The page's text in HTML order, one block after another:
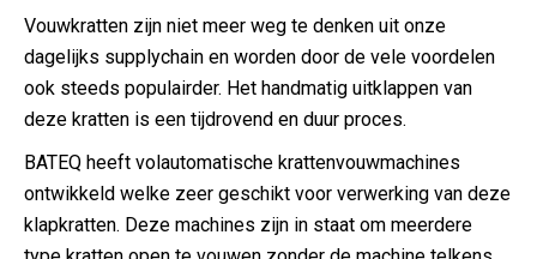
Vouwkratten zijn niet meer weg te denken uit onze
dagelijks supplychain en worden door de vele voordelen
ook steeds populairder. Het handmatig uitklappen van
deze kratten is een tijdrovend en duur proces.
BATEQ heeft volautomatische krattenvouwmachines
ontwikkeld welke zeer geschikt voor verwerking van deze
klapkratten. Deze machines zijn in staat om meerdere